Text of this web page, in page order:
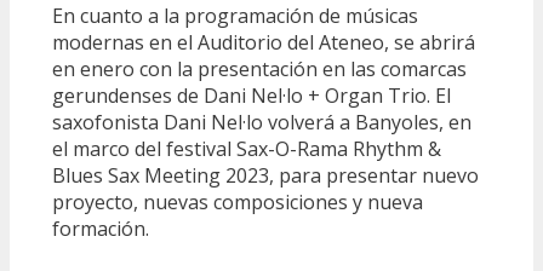
En cuanto a la programación de músicas
modernas en el Auditorio del Ateneo, se abrirá
en enero con la presentación en las comarcas
gerundenses de Dani Nel·lo + Organ Trio. El
saxofonista Dani Nel·lo volverá a Banyoles, en
el marco del festival Sax-O-Rama Rhythm &
Blues Sax Meeting 2023, para presentar nuevo
proyecto, nuevas composiciones y nueva
formación.